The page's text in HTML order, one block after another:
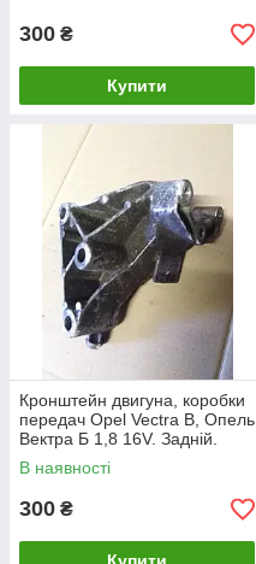
300 ₴
Купити
Кронштейн двигуна, коробки
передач Opel Vectra B, Опель
Вектра Б 1,8 16V. Задній.
90496729.
В наявності
300 ₴